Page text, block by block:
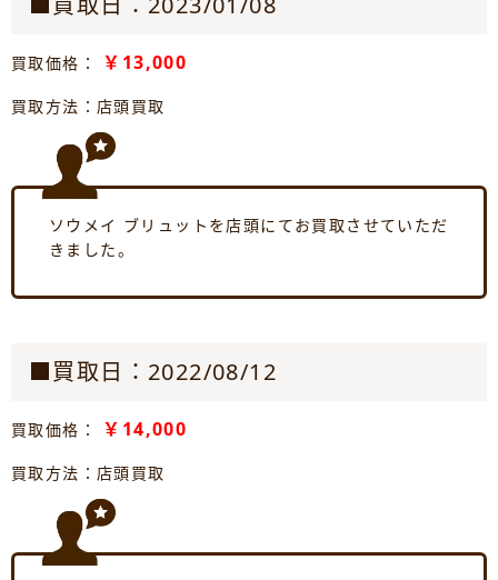
買取価格： ￥13,000
買取方法：店頭買取
ソウメイ ブリュットを店頭にてお買取させていただ
きました。
■買取日：2022/08/12
買取価格： ￥14,000
買取方法：店頭買取